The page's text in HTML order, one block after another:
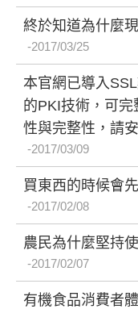
終於知道為什麼
2017/03/25
本官網已導入
的PKI技術，可
性與完整性，請
2017/03/09
買東西的時候會
2017/02/08
農民為什麼堅持
2017/02/07
有機食品消費者